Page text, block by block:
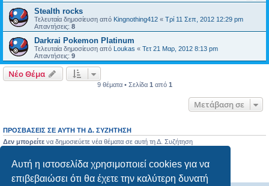
Αυτή η ιστοσελίδα χρησιμοποιεί cookies για να
επιβεβαιώσει ότι θα έχετε την καλύτερη δυνατή
Stealth rocks
Τελευταία δημοσίευση από Kingnothing412 « Τρί 11 Σεπ, 2012 12:29 pm
Απαντήσεις: 8
Darkrai Pokemon Platinum
Τελευταία δημοσίευση από Loukas « Τετ 21 Μαρ, 2012 8:13 pm
Απαντήσεις: 9
Νέο Θέμα
9 θέματα • Σελίδα 1 από 1
Μετάβαση σε
ΠΡΟΣΒΆΣΕΙΣ ΣΕ ΑΥΤΉ ΤΗ Δ. ΣΥΖΉΤΗΣΗ
Δεν μπορείτε να δημοσιεύετε νέα θέματα σε αυτή τη Δ. Συζήτηση
Δεν μπορείτε
να επεξεργάζεστε τις δημοσιεύσεις σας σε αυτή τη Δ. Συζήτηση
Δεν μπορείτενα διαγράφετε τις δημοσιεύσεις σας σε αυτή τη Δ. Συζήτηση
Δεν μπορείτενα επισυνάπτετε αρχεία σε αυτή τη Δ. Συζήτηση